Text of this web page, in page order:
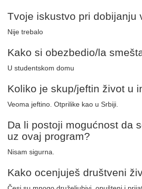
Tvoje iskustvo pri dobijanju
Nije trebalo
Kako si obezbedio/la
U studentskom domu
Koliko je skup/jeftin život u
Veoma jeftino. Otprilike kao u Srbiji.
Da li postoji mogućnost da
uz ovaj program?
Nisam sigurna.
Kako ocenjuješ društveni